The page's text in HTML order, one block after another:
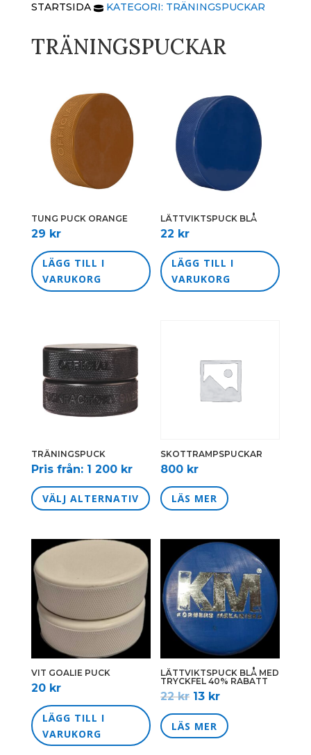
STARTSIDA  KATEGORI: TRÄNINGSPUCKAR
TRÄNINGSPUCKAR
TUNG PUCK ORANGE
29 kr
LÄGG TILL I
VARUKORG
LÄTTVIKTSPUCK BLÅ
22 kr
LÄGG TILL I
VARUKORG
TRÄNINGSPUCK
Pris från: 1 200 kr
VÄLJ ALTERNATIV
Den
här
har
varianter.
olika
alternativen
väljas
produktsidan
SKOTTRAMPSPUCKAR
800 kr
LÄS MER
VIT GOALIE PUCK
20 kr
LÄGG TILL I
VARUKORG
LÄTTVIKTSPUCK BLÅ MED
TRYCKFEL 40% RABATT
22kr Det
priset
var:
13 krDet
priset
är:
LÄS MER